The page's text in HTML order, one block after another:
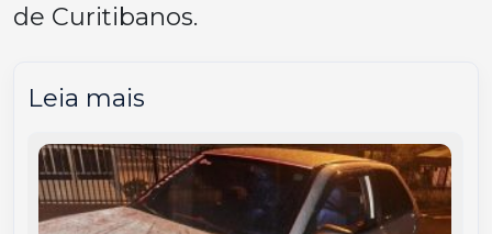
de Curitibanos.
Leia mais